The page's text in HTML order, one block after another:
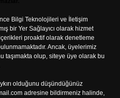
Bilgi Teknolojileri ve İletişim
bir Yer Sağlayıcı olarak hizmet
proaktif olarak denetleme
Ancak, üyelerimiz
taşımakta olup, siteye üye olarak bu
olduğunu düşündüğünüz
adresine bildirmeniz halinde,